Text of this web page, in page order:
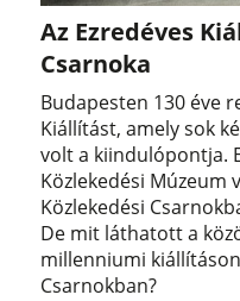
Az Ezredéves
Csarnoka
Budapesten 130 éve
Kiállítást, amely sok
volt a kiindulópontja.
Közlekedési Múzeum
Közlekedési
De mit láthatott a
millenniumi
Csarnokban?